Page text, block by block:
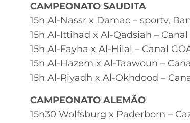
CAMPEONATO SAUDITA
15h Al-Nassr x Damac – sportv,
15h Al-Ittihad x Al-Qadsiah – Canal
15h Al-Fayha x Al-Hilal – Canal
15h Al-Hazem x Al-Taawoun –
15h Al-Riyadh x Al-Okhdood –
CAMPEONATO ALEMÃO
15h30 Wolfsburg x Paderborn –